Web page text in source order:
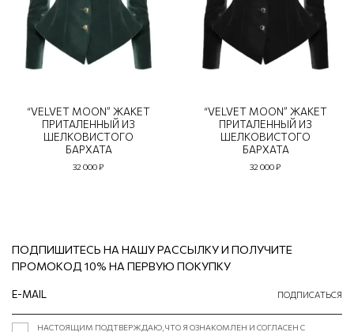
“VELVET MOON” ЖАКЕТ
ПРИТАЛЕННЫЙ ИЗ
ШЕЛКОВИСТОГО
БАРХАТА
32 000 ₽
“VELVET MOON” ЖАКЕТ
ПРИТАЛЕННЫЙ ИЗ
ШЕЛКОВИСТОГО
БАРХАТА
32 000 ₽
ПОДПИШИТЕСЬ НА НАШУ РАССЫЛКУ И ПОЛУЧИТЕ
ПРОМОКОД 10% НА ПЕРВУЮ ПОКУПКУ
ПОДПИСАТЬСЯ
НАСТОЯЩИМ ПОДТВЕРЖДАЮ, ЧТО Я ОЗНАКОМЛЕН И СОГЛАСЕН С